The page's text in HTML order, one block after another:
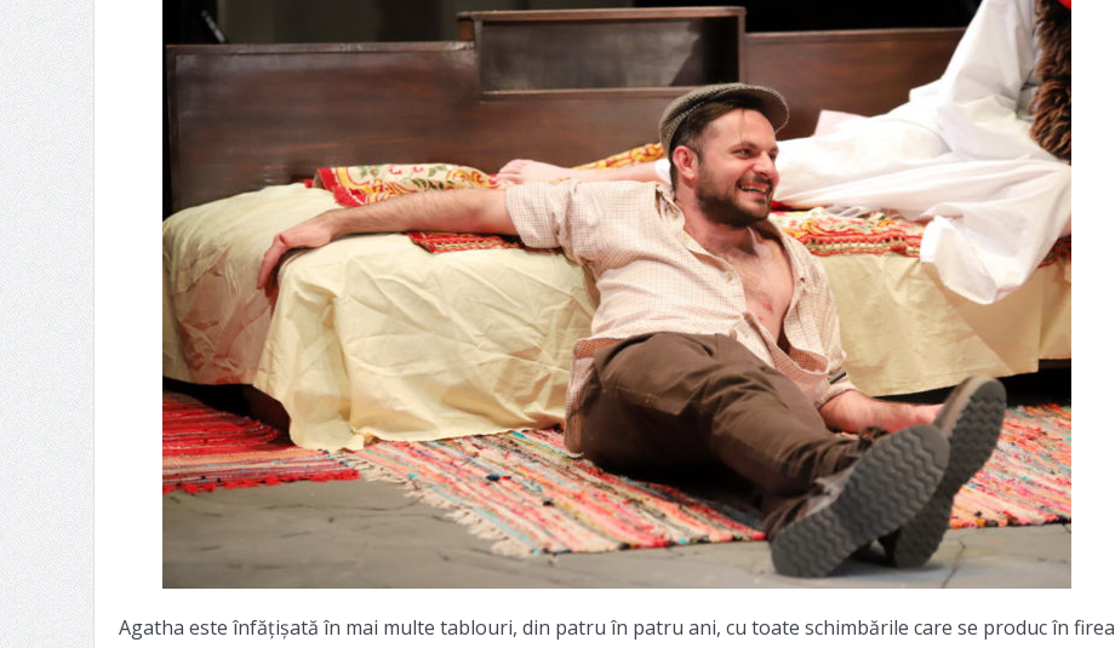
Agatha este înfățișată în mai multe tablouri, din patru în patru ani, cu toate schimbările care se produc în firea